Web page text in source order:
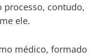
processo, contudo,
ele.
médico, formado